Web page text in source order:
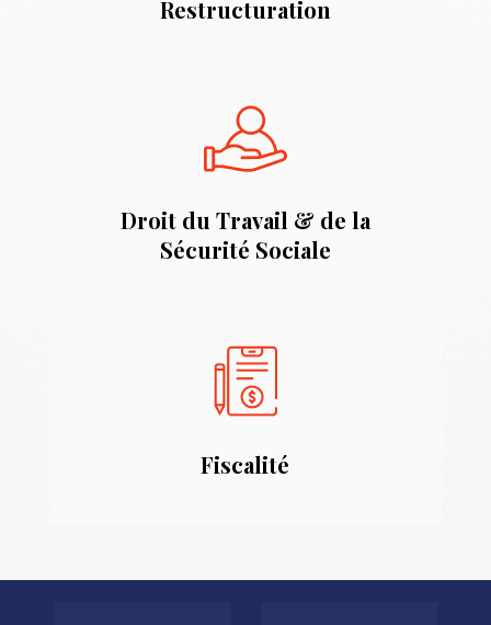
Restructuration
Droit du Travail & de la
Sécurité Sociale
Fiscalité